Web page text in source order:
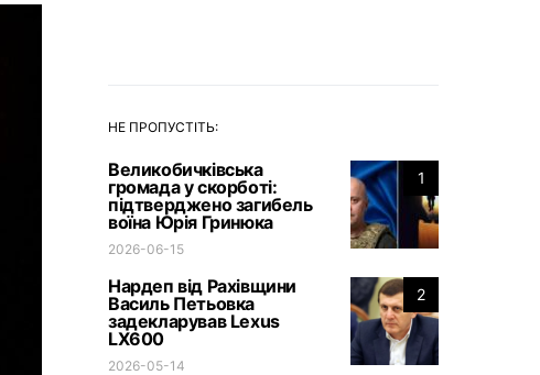
НЕ ПРОПУСТІТЬ:
1
Великобичківська
громада у скорботі:
підтверджено загибель
воїна Юрія Гринюка
2026-06-15
2
Нардеп від Рахівщини
Василь Петьовка
задекларував Lexus
LX600
2026-05-14